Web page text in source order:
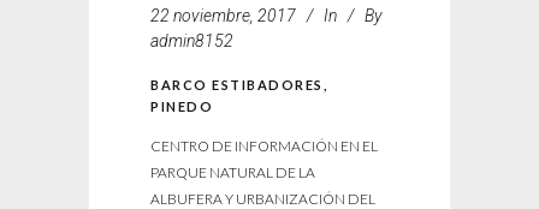
22 noviembre, 2017 In
By
admin8152
BARCO ESTIBADORES,
PINEDO
CENTRO DE INFORMACIÓN EN EL
PARQUE NATURAL DE LA
ALBUFERA Y URBANIZACIÓN DEL